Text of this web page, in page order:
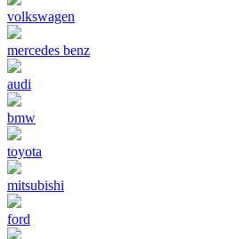
volkswagen
mercedes benz
audi
bmw
toyota
mitsubishi
ford